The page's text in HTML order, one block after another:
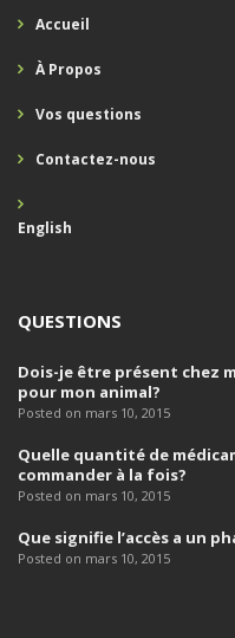
Accueil
À Propos
Vos questions
Contactez-nous
English
QUESTIONS
Dois-je être présent chez
pour mon animal?
Posted on mars 10, 2015
Quelle quantité de
commander à la fois?
Posted on mars 10, 2015
Que signifie l’accès a un
Posted on mars 10, 2015